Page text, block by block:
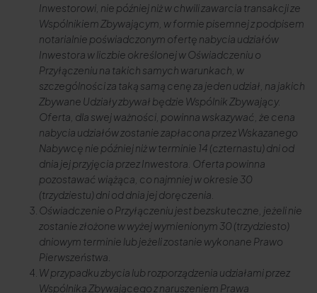
Inwestorowi, nie później niż w chwili zawarcia transakcji ze
Wspólnikiem Zbywającym, w formie pisemnej z podpisem
notarialnie poświadczonym ofertę nabycia udziałów
Inwestora w liczbie określonej w Oświadczeniu o
Przyłączeniu na takich samych warunkach, w
szczególności za taką samą cenę za jeden udział, na jakich
Zbywane Udziały zbywał będzie Wspólnik Zbywający.
Oferta, dla swej ważności, powinna wskazywać, że cena
nabycia udziałów zostanie zapłacona przez Wskazanego
Nabywcę nie później niż w terminie 14 (czternastu) dni od
dnia jej przyjęcia przez Inwestora. Oferta powinna
pozostawać wiążąca, co najmniej w okresie 30
(trzydziestu) dni od dnia jej doręczenia.
Oświadczenie o Przyłączeniu jest bezskuteczne, jeżeli nie
zostanie złożone w wyżej wymienionym 30 (trzydziesto)
dniowym terminie lub jeżeli zostanie wykonane Prawo
Pierwszeństwa.
W przypadku zbycia lub rozporządzenia udziałami przez
Wspólnika Zbywającego z naruszeniem Prawa